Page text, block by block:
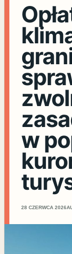
w
28 CZERWCA 2026